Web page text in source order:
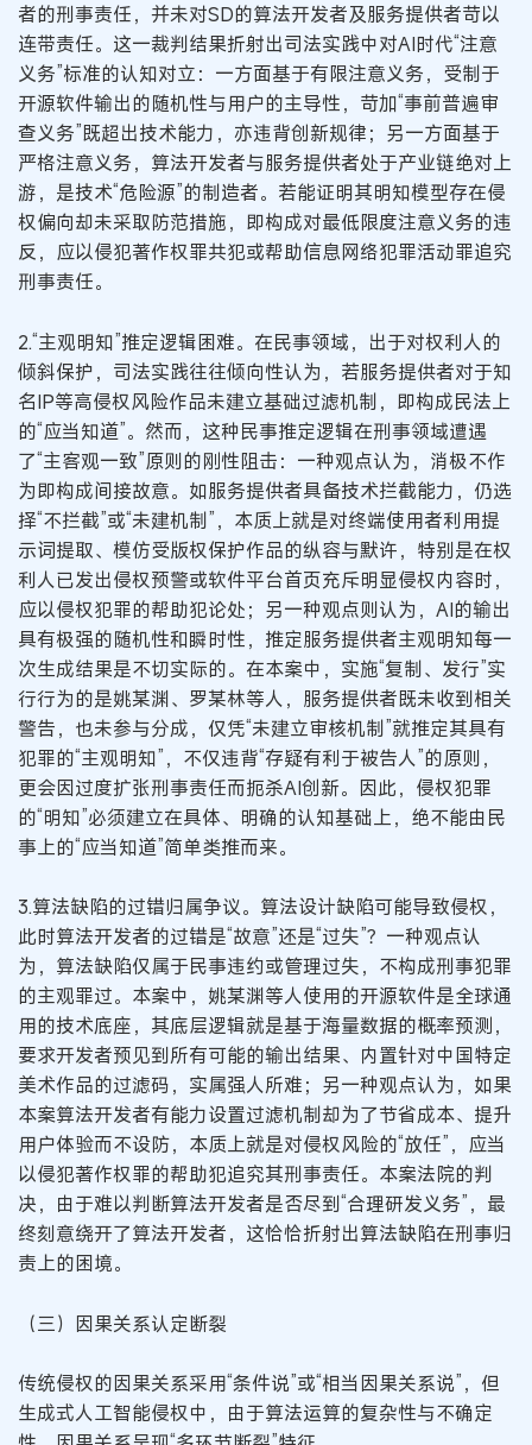
者的刑事责任，并未对SD的算法开发者及服务提供者苛以
连带责任。这一裁判结果折射出司法实践中对AI时代“注意
义务”标准的认知对立：一方面基于有限注意义务，受制于
开源软件输出的随机性与用户的主导性，苛加“事前普遍审
查义务”既超出技术能力，亦违背创新规律；另一方面基于
严格注意义务，算法开发者与服务提供者处于产业链绝对上
游，是技术“危险源”的制造者。若能证明其明知模型存在侵
权偏向却未采取防范措施，即构成对最低限度注意义务的违
反，应以侵犯著作权罪共犯或帮助信息网络犯罪活动罪追究
刑事责任。
2.“主观明知”推定逻辑困难。在民事领域，出于对权利人的
倾斜保护，司法实践往往倾向性认为，若服务提供者对于知
名IP等高侵权风险作品未建立基础过滤机制，即构成民法上
的“应当知道”。然而，这种民事推定逻辑在刑事领域遭遇
了“主客观一致”原则的刚性阻击：一种观点认为，消极不作
为即构成间接故意。如服务提供者具备技术拦截能力，仍选
择“不拦截”或“未建机制”，本质上就是对终端使用者利用提
示词提取、模仿受版权保护作品的纵容与默许，特别是在权
利人已发出侵权预警或软件平台首页充斥明显侵权内容时，
应以侵权犯罪的帮助犯论处；另一种观点则认为，AI的输出
具有极强的随机性和瞬时性，推定服务提供者主观明知每一
次生成结果是不切实际的。在本案中，实施“复制、发行”实
行行为的是姚某渊、罗某林等人，服务提供者既未收到相关
警告，也未参与分成，仅凭“未建立审核机制”就推定其具有
犯罪的“主观明知”，不仅违背“存疑有利于被告人”的原则，
更会因过度扩张刑事责任而扼杀AI创新。因此，侵权犯罪
的“明知”必须建立在具体、明确的认知基础上，绝不能由民
事上的“应当知道”简单类推而来。
3.算法缺陷的过错归属争议。算法设计缺陷可能导致侵权，
此时算法开发者的过错是“故意”还是“过失”？一种观点认
为，算法缺陷仅属于民事违约或管理过失，不构成刑事犯罪
的主观罪过。本案中，姚某渊等人使用的开源软件是全球通
用的技术底座，其底层逻辑就是基于海量数据的概率预测，
要求开发者预见到所有可能的输出结果、内置针对中国特定
美术作品的过滤码，实属强人所难；另一种观点认为，如果
本案算法开发者有能力设置过滤机制却为了节省成本、提升
用户体验而不设防，本质上就是对侵权风险的“放任”，应当
以侵犯著作权罪的帮助犯追究其刑事责任。本案法院的判
决，由于难以判断算法开发者是否尽到“合理研发义务”，最
终刻意绕开了算法开发者，这恰恰折射出算法缺陷在刑事归
责上的困境。
（三）因果关系认定断裂
传统侵权的因果关系采用“条件说”或“相当因果关系说”，但
生成式人工智能侵权中，由于算法运算的复杂性与不确定